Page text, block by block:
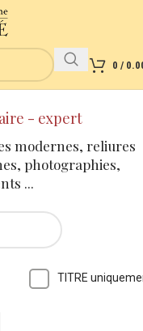
0 /
- expert
modernes, reliures
photographies,
...
TITRE